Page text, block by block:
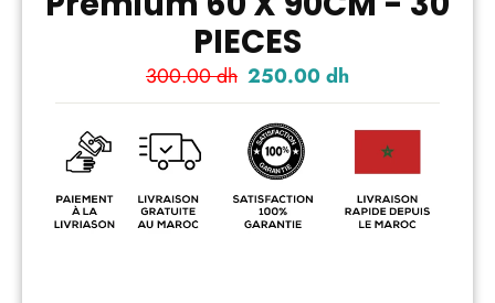
PIECES
Prix
300.00 dh Prix
250.00 dh